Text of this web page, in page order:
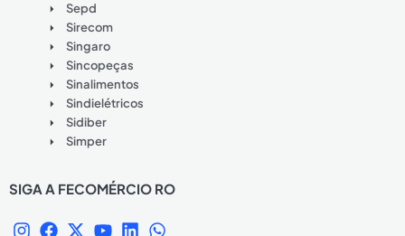
Sepd
Sirecom
Singaro
Sincopeças
Sinalimentos
Sindielétricos
Sidiber
Simper
SIGA A FECOMÉRCIO RO
I
F
X
Y
L
W